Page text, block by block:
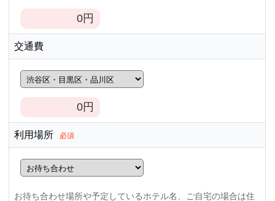
0円
交通費
0円
利用場所 必須
お待ち合わせ場所や予定しているホテル名、ご自宅の場合は住